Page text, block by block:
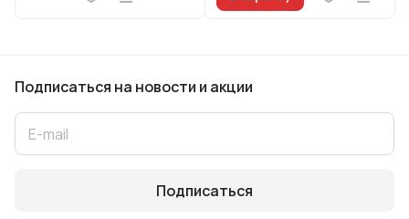
Подписаться на новости и акции
Подписаться